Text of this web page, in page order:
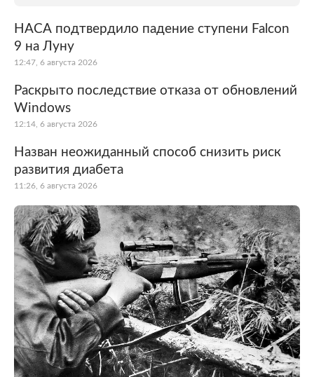
НАСА подтвердило падение ступени Falcon
9 на Луну
12:47, 6 августа 2026
Раскрыто последствие отказа от обновлений
Windows
12:14, 6 августа 2026
Назван неожиданный способ снизить риск
развития диабета
11:26, 6 августа 2026